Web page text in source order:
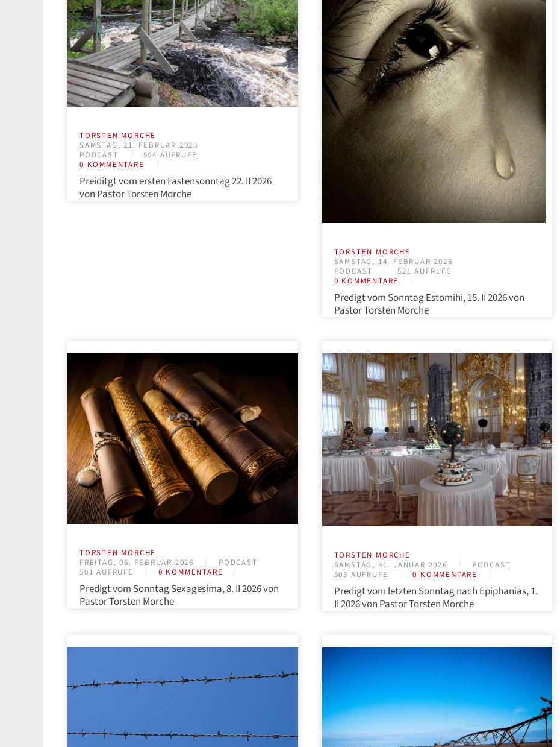
TORSTEN MORCHE
SAMSTAG, 21. FEBRUAR 2026
PODCAST
504 AUFRUFE
0 KOMMENTARE
Preiditgt vom ersten Fastensonntag 22. II 2026
von Pastor Torsten Morche
TORSTEN MORCHE
SAMSTAG, 14. FEBRUAR 2026
PODCAST
521 AUFRUFE
0 KOMMENTARE
Predigt vom Sonntag Estomihi, 15. II 2026 von
Pastor Torsten Morche
TORSTEN MORCHE
FREITAG, 06. FEBRUAR 2026
PODCAST
501 AUFRUFE
0 KOMMENTARE
Predigt vom Sonntag Sexagesima, 8. II 2026 von
Pastor Torsten Morche
TORSTEN MORCHE
SAMSTAG, 31. JANUAR 2026
PODCAST
503 AUFRUFE
0 KOMMENTARE
Predigt vom letzten Sonntag nach Epiphanias, 1.
II 2026 von Pastor Torsten Morche